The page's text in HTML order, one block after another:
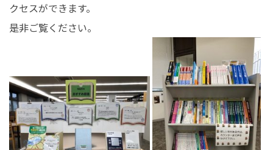
クセスができます。
是非ご覧ください。